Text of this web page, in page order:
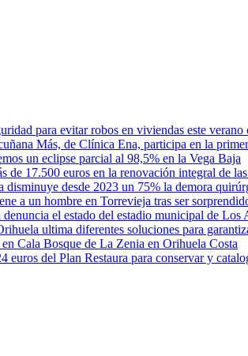
para evitar robos en viviendas este verano
Más, de Clínica Ena, participa en la
un eclipse parcial al 98,5% en la Vega Baja
de 17.500 euros en la renovación integral de
disminuye desde 2023 un 75% la demora
a un hombre en Torrevieja tras ser
el estado del estadio municipal de Los
ultima diferentes soluciones para
Cala Bosque de La Zenia en Orihuela Costa
euros del Plan Restaura para conservar y